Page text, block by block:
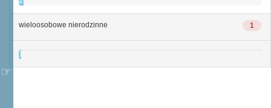
1
wieloosobowe nierodzinne
1